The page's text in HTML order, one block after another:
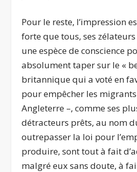
Pour le reste, l’impression
forte que tous, ses
une espèce de conscience
absolument taper sur le «
britannique qui a voté en
pour empêcher les migrants
Angleterre –, comme ses
détracteurs prêts, au nom
outrepasser la loi pour
produire, sont tout à fait
malgré eux sans doute, à